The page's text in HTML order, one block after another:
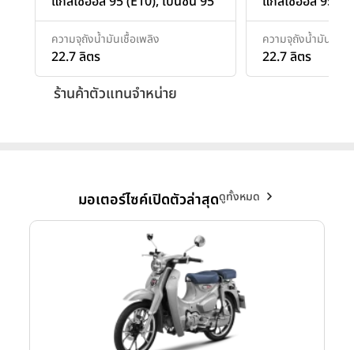
ความจุถังน้ำมันเชื้อเพลิง
22.7 ลิตร
ความจุถังน้ำมันเชื้อ
22.7 ลิตร
ร้านค้าตัวแทนจำหน่าย
มอเตอร์ไซค์เปิดตัวล่าสุดดูทั้งหมด